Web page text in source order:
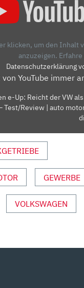
klicken, um den Inhalt
anzuzeigen.
Datenschutzerklärung
YouTube immer
e-Up: Reicht der VW
Test/Review | auto
GEWERBE
VOLKSWAGEN